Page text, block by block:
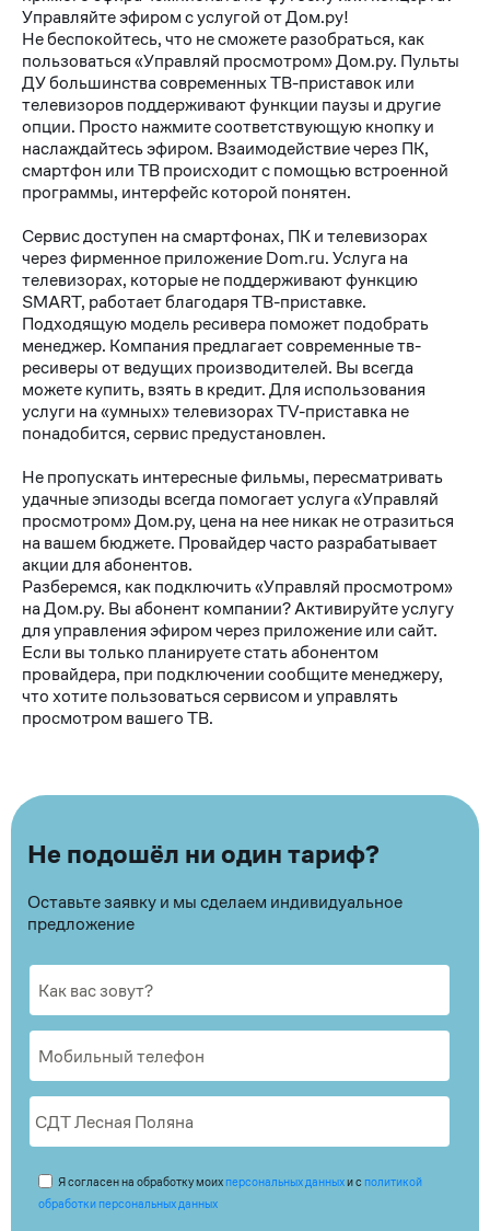
Управляйте эфиром с услугой от Дом.ру!
Не беспокойтесь, что не сможете разобраться, как
пользоваться «Управляй просмотром» Дом.ру. Пульты
ДУ большинства современных ТВ-приставок или
телевизоров поддерживают функции паузы и другие
опции. Просто нажмите соответствующую кнопку и
наслаждайтесь эфиром. Взаимодействие через ПК,
смартфон или ТВ происходит с помощью встроенной
программы, интерфейс которой понятен.
Сервис доступен на смартфонах, ПК и телевизорах
через фирменное приложение Dom.ru. Услуга на
телевизорах, которые не поддерживают функцию
SMART, работает благодаря ТВ-приставке.
Подходящую модель ресивера поможет подобрать
менеджер. Компания предлагает современные тв-
ресиверы от ведущих производителей. Вы всегда
можете купить, взять в кредит. Для использования
услуги на «умных» телевизорах TV-приставка не
понадобится, сервис предустановлен.
Не пропускать интересные фильмы, пересматривать
удачные эпизоды всегда помогает услуга «Управляй
просмотром» Дом.ру, цена на нее никак не отразиться
на вашем бюджете. Провайдер часто разрабатывает
акции для абонентов.
Разберемся, как подключить «Управляй просмотром»
на Дом.ру. Вы абонент компании? Активируйте услугу
для управления эфиром через приложение или сайт.
Если вы только планируете стать абонентом
провайдера, при подключении сообщите менеджеру,
что хотите пользоваться сервисом и управлять
просмотром вашего ТВ.
Не подошёл ни один тариф?
Оставьте заявку и мы сделаем индивидуальное
предложение
Я согласен на обработку моих персональных данныхи с политикой
обработки персональных данных